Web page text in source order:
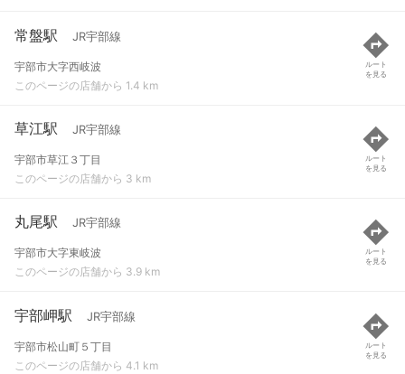
常盤駅 JR宇部線
宇部市大字西岐波
このページの店舗から 1.4 km
ルート
を見る
草江駅 JR宇部線
宇部市草江３丁目
このページの店舗から 3 km
ルート
を見る
丸尾駅 JR宇部線
宇部市大字東岐波
このページの店舗から 3.9 km
ルート
を見る
宇部岬駅 JR宇部線
宇部市松山町５丁目
このページの店舗から 4.1 km
ルート
を見る